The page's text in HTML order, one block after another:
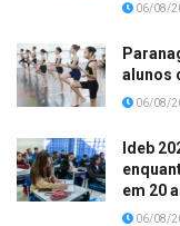
06/08/
alunos
06/08/
Ideb
em 20
06/08/